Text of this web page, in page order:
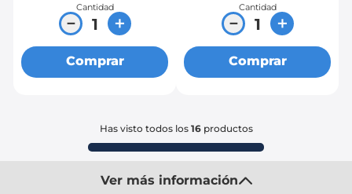
Cantidad
＋
－
Comprar
Cantidad
＋
－
Comprar
Has visto todos los 16productos
Ver más información